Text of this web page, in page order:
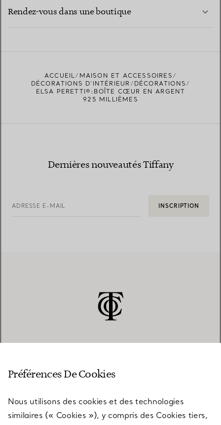
Rendez-vous dans une boutique
TROUVEZ LA BOUTIQUE LA PLUS PROCHE
ACCUEIL
MAISON ET ACCESSOIRES
DÉCORATIONS D'INTÉRIEUR
DÉCORATIONS
ELSA PERETTI®:BOÎTE CŒUR EN ARGENT
925 MILLIÈMES
Dernières nouveautés Tiffany
ADRESSE E-MAIL INSCRIPTION
SERVICES
Préférences De Cookies
Nous utilisons des cookies et des technologies
similaires (« Cookies »), y compris des Cookies tiers,